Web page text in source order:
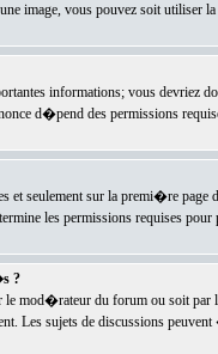
image, vous pouvez soit
informations; vous devriez
d�pend des permissions
et seulement sur la premi�re
les permissions requises pour
?
mod�rateur du forum ou soit par
Les sujets de discussions